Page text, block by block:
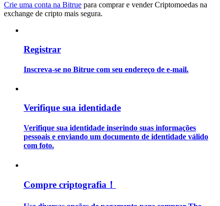
Guia
Estratégias de negociação
Crie uma conta na Bitrue para comprar e vender Criptomoedas na
exchange de cripto mais segura.
Registrar
Inscreva-se no Bitrue com seu endereço de e-mail.
Verifique sua identidade
Verifique sua identidade inserindo suas informações
pessoais e enviando um documento de identidade válido
com foto.
Compre criptografia！